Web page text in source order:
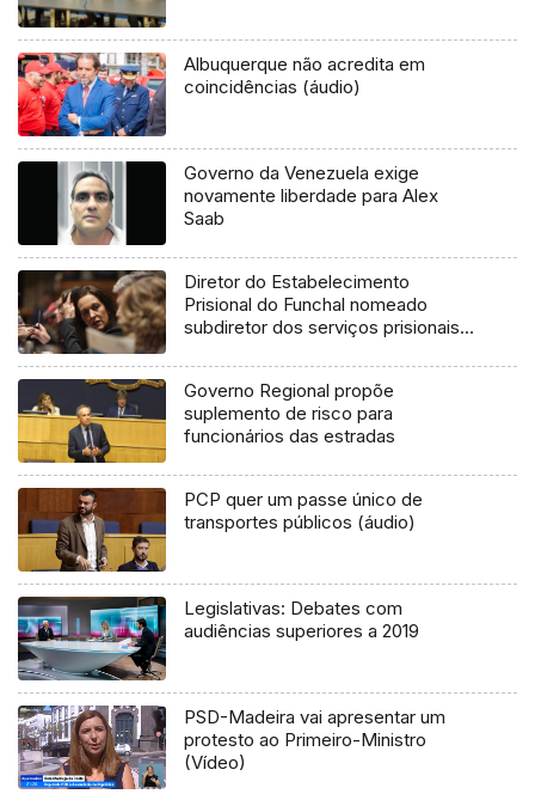
Albuquerque não acredita em
coincidências (áudio)
Governo da Venezuela exige
novamente liberdade para Alex
Saab
Diretor do Estabelecimento
Prisional do Funchal nomeado
subdiretor dos serviços prisionais
Governo Regional propõe
suplemento de risco para
funcionários das estradas
PCP quer um passe único de
transportes públicos (áudio)
Legislativas: Debates com
audiências superiores a 2019
PSD-Madeira vai apresentar um
protesto ao Primeiro-Ministro
(Vídeo)